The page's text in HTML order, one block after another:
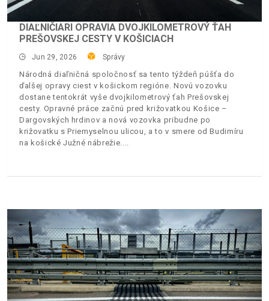
DIAĽNIČIARI OPRAVIA DVOJKILOMETROVÝ ŤAH
PREŠOVSKEJ CESTY V KOŠICIACH
Jun 29, 2026 Správy
Národná diaľničná spoločnosť sa tento týždeň púšťa do
ďalšej opravy ciest v košickom regióne. Novú vozovku
dostane tentokrát vyše dvojkilometrový ťah Prešovskej
cesty. Opravné práce začnú pred križovatkou Košice –
Dargovských hrdinov a nová vozovka pribudne po
križovatku s Priemyselnou ulicou, a to v smere od Budimíru
na košické Južné nábrežie.